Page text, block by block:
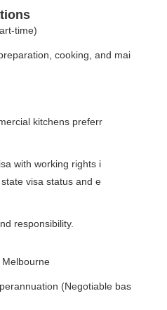
time)
cooking, and mai
kitchens preferr
with working rights i
visa status and e
responsibility.
Melbourne
(Negotiable bas